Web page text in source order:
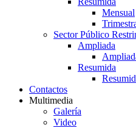
Mensual
Sector Público
Ampliada
Resumida
Contactos
Multimedia
Galería
Video